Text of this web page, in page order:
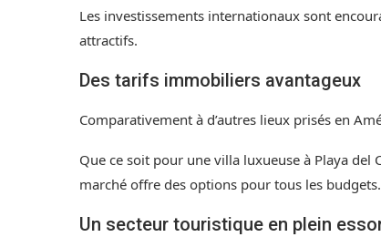
Les investissements internationaux sont
attractifs.
Des tarifs immobiliers avantageux
Comparativement à d’autres lieux prisés en
Que ce soit pour une villa luxueuse à Playa
marché offre des options pour tous les budgets.
Un secteur touristique en plein